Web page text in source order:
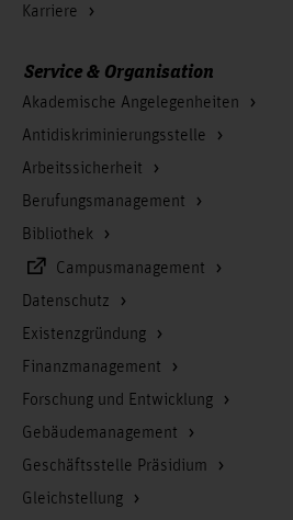
Karriere
Service & Organisation
Akademische Angelegenheiten
Antidiskriminierungsstelle
Arbeitssicherheit
Berufungsmanagement
Bibliothek
Campusmanagement
Datenschutz
Existenzgründung
Finanzmanagement
Forschung und Entwicklung
Gebäudemanagement
Geschäftsstelle Präsidium
Gleichstellung